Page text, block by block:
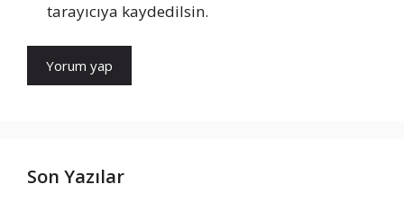
tarayıcıya kaydedilsin.
Son Yazılar